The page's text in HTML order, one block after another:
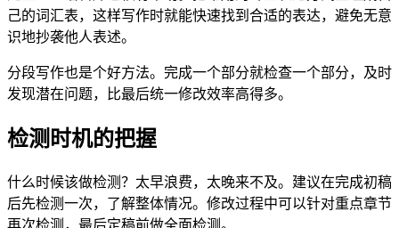
己的词汇表，这样写作时就能快速找到合适的表达，避免无意
识地抄袭他人表述。
分段写作也是个好方法。完成一个部分就检查一个部分，及时
发现潜在问题，比最后统一修改效率高得多。
检测时机的把握
什么时候该做检测？太早浪费，太晚来不及。建议在完成初稿
后先检测一次，了解整体情况。修改过程中可以针对重点章节